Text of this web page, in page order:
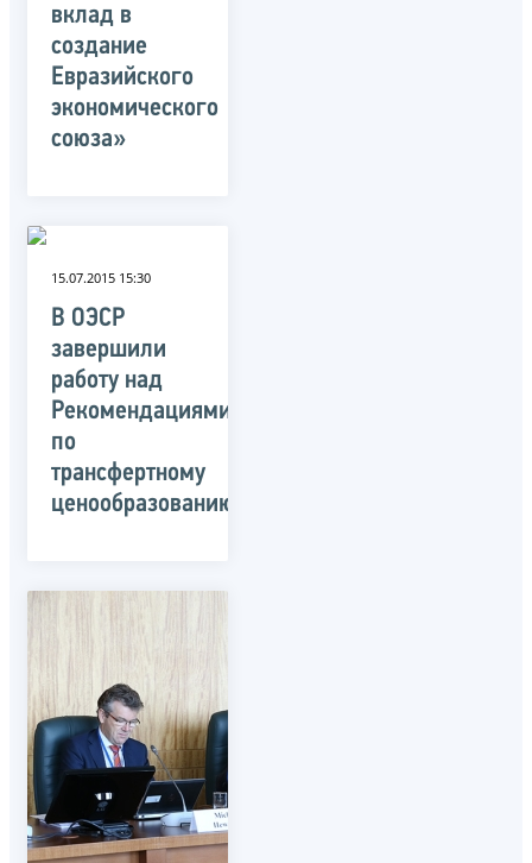
вклад в
создание
Евразийского
экономического
союза»
15.07.2015 15:30
В ОЭСР
завершили
работу над
Рекомендациями
по
трансфертному
ценообразованию